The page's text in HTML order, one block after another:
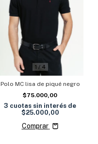
1 / 4
Polo MC lisa de piqué negro
$75.000,00
3 cuotas sin interés de
$25.000,00
Comprar